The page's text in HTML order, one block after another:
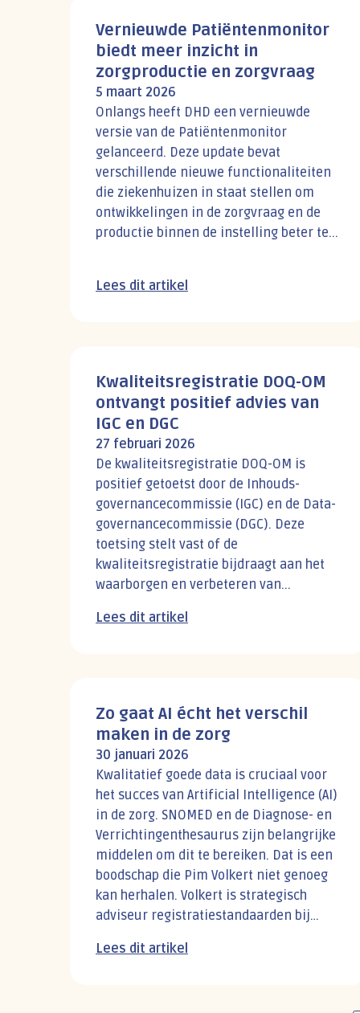
Vernieuwde Patiëntenmonitor
biedt meer inzicht in
zorgproductie en zorgvraag
5 maart 2026
Onlangs heeft DHD een vernieuwde
versie van de Patiëntenmonitor
gelanceerd. Deze update bevat
verschillende nieuwe functionaliteiten
die ziekenhuizen in staat stellen om
ontwikkelingen in de zorgvraag en de
productie binnen de instelling beter te...
Lees dit artikel
Kwaliteitsregistratie DOQ-OM
ontvangt positief advies van
IGC en DGC
27 februari 2026
De kwaliteitsregistratie DOQ-OM is
positief getoetst door de Inhouds-
governancecommissie (IGC) en de Data-
governancecommissie (DGC). Deze
toetsing stelt vast of de
kwaliteitsregistratie bijdraagt aan het
waarborgen en verbeteren van...
Lees dit artikel
Zo gaat AI écht het verschil
maken in de zorg
30 januari 2026
Kwalitatief goede data is cruciaal voor
het succes van Artificial Intelligence (AI)
in de zorg. SNOMED en de Diagnose- en
Verrichtingenthesaurus zijn belangrijke
middelen om dit te bereiken. Dat is een
boodschap die Pim Volkert niet genoeg
kan herhalen. Volkert is strategisch
adviseur registratiestandaarden bij
opleiding klinische informatica aan de
Lees dit artikel